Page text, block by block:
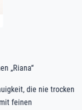
„Riana“
die nie trocken
feinen